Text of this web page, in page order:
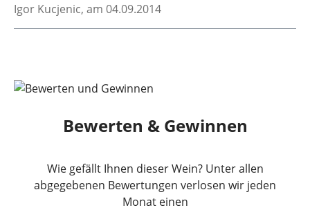
Igor Kucjenic, am 04.09.2014
Bewerten & Gewinnen
Wie gefällt Ihnen dieser Wein? Unter allen
abgegebenen Bewertungen verlosen wir jeden
Monat einen